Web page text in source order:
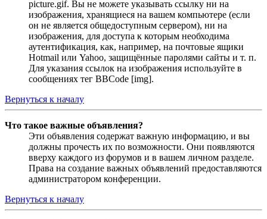
picture.gif. Вы не можете указывать ссылку ни на
изображения, хранящиеся на вашем компьютере (если
он не является общедоступным сервером), ни на
изображения, для доступа к которым необходима
аутентификация, как, например, на почтовые ящики
Hotmail или Yahoo, защищённые паролями сайты и т. п.
Для указания ссылок на изображения используйте в
сообщениях тег BBCode [img].
Вернуться к началу
Что такое важные объявления?
Эти объявления содержат важную информацию, и вы
должны прочесть их по возможности. Они появляются
вверху каждого из форумов и в вашем личном разделе.
Права на создание важных объявлений предоставляются
администратором конференции.
Вернуться к началу